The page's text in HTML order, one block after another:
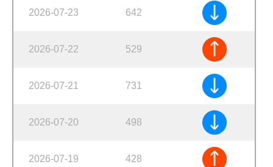
2026-07-23 642
2026-07-22 529
2026-07-21 731
2026-07-20 498
2026-07-19 428